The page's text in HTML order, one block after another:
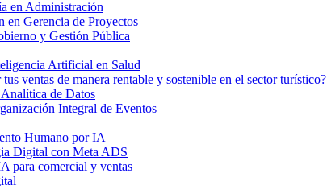
en Administración
en Gerencia de Proyectos
y Gestión Pública
Artificial en Salud
tus ventas de manera rentable y sostenible en el sector turístico?
de Datos
Integral de Eventos
Humano por IA​
Digital con Meta ADS
para comercial y ventas